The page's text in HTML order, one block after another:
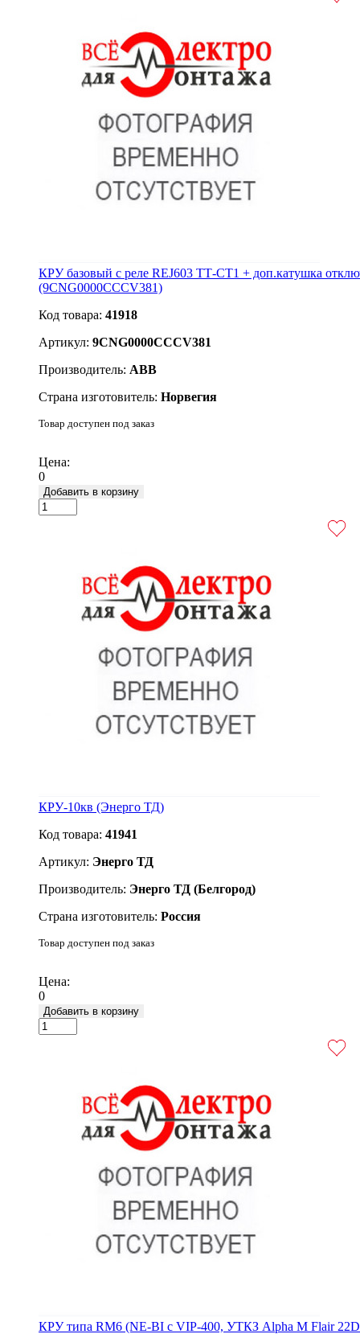
КРУ базовый с реле REJ603 ТТ-CT1 + доп.катушка
(9CNG0000CCCV381)
Код товара: 41918
Артикул: 9CNG0000CCCV381
Производитель: ABB
Страна изготовитель: Норвегия
Товар доступен под заказ
Цена:
0
Добавить в корзину
КРУ-10кв (Энерго ТД)
Код товара: 41941
Артикул: Энерго ТД
Производитель: Энерго ТД (Белгород)
Страна изготовитель: Россия
Товар доступен под заказ
Цена:
0
Добавить в корзину
КРУ типа RM6 (NE-BI с VIP-400, УТКЗ Alpha M Flair 22D